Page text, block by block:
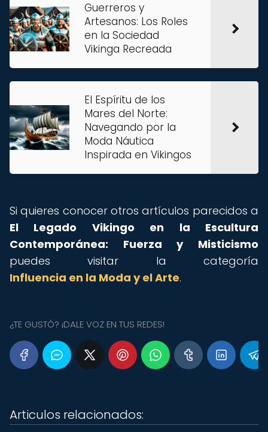
Guerreros y
Artesanos: Los Roles
en la Sociedad
Vikinga Recreada
El Espíritu de los
Mares del Norte:
Navegando por la
Moda Náutica
Inspirada en Vikingos
Si quieres conocer otros artículos parecidos a
El Legado Vikingo en la Escultura
Contemporánea: Fuerza y Misticismo
puedes visitar la categoría
Influencia en la Moda y el Arte.
¿TE GUSTÓ? ¡DALE VOZ EN TUS REDES!
Articulos relacionados: